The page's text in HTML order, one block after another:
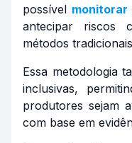
possível monitorar
antecipar riscos
métodos
Essa metodologia
inclusivas,
produtores sejam
com base em